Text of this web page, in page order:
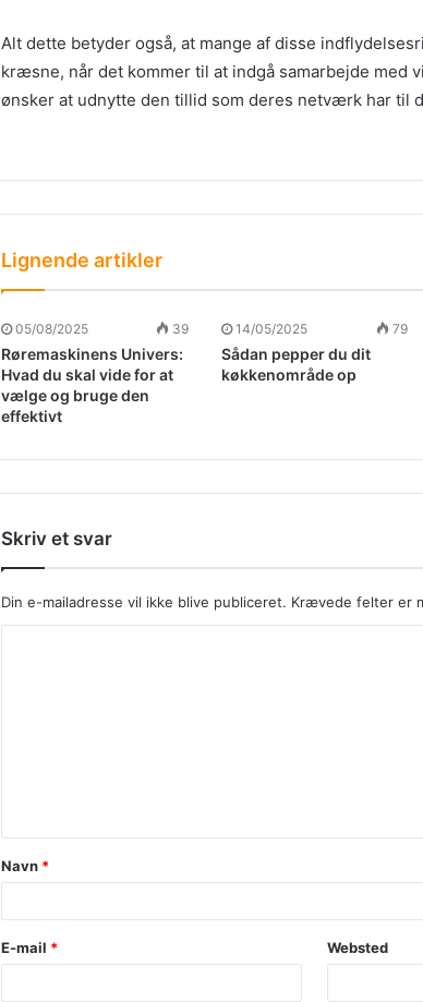
Alt dette betyder også, at mange af disse
kræsne, når det kommer til at indgå samarbejde med
ønsker at udnytte den tillid som deres netværk har til
Lignende artikler
05/08/2025 39
Røremaskinens Univers:
Hvad du skal vide for at
vælge og bruge den
effektivt
14/05/2025 79
Sådan pepper du dit
køkkenområde op
Skriv et svar
Din e-mailadresse vil ikke blive publiceret. Krævede felter er
Navn *
E-mail * Websted